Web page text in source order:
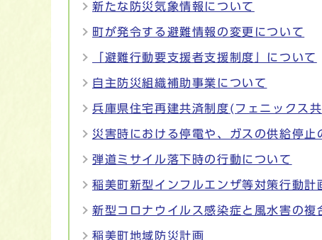
新たな防災気象情報について
町が発令する避難情報の変更について
「避難行動要支援者支援制度」について
自主防災組織補助事業について
兵庫県住宅再建共済制度(フェニックス
災害時における停電や、ガスの供給停止
弾道ミサイル落下時の行動について
稲美町新型インフルエンザ等対策行動計
新型コロナウイルス感染症と風水害の複
稲美町地域防災計画